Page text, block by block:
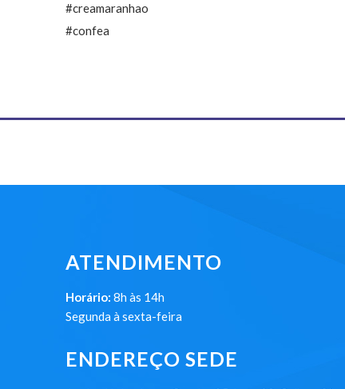
#creamaranhao
#confea
ATENDIMENTO
Horário: 8h às 14h
Segunda à sexta-feira
ENDEREÇO SEDE